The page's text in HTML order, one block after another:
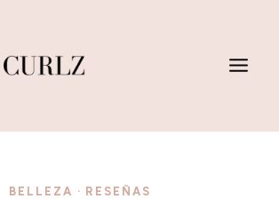
BELLEZA · RESEÑAS